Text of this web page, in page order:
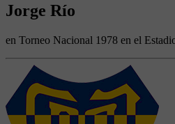
Jorge Río
en Torneo Nacional 1978 en el